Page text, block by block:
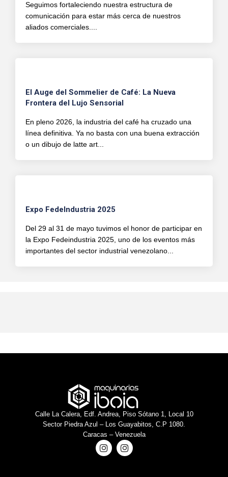
Seguimos fortaleciendo nuestra estructura de
comunicación para estar más cerca de nuestros
aliados comerciales....
El Auge del Sommelier de Café: La Nueva
Frontera del Lujo Sensorial
En pleno 2026, la industria del café ha cruzado una
línea definitiva. Ya no basta con una buena extracción
o un dibujo de latte art...
Expo FedeIndustria 2025
Del 29 al 31 de mayo tuvimos el honor de participar en
la Expo Fedeindustria 2025, uno de los eventos más
importantes del sector industrial venezolano...
Calle La Calera, Edf. Andrea, Piso Sótano 1, Local 10
Sector Piedra Azul – Los Guayabitos, C.P 1080.
Caracas – Venezuela